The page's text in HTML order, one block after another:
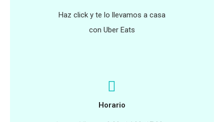
Haz click y te lo llevamos a casa
con Uber Eats
Horario